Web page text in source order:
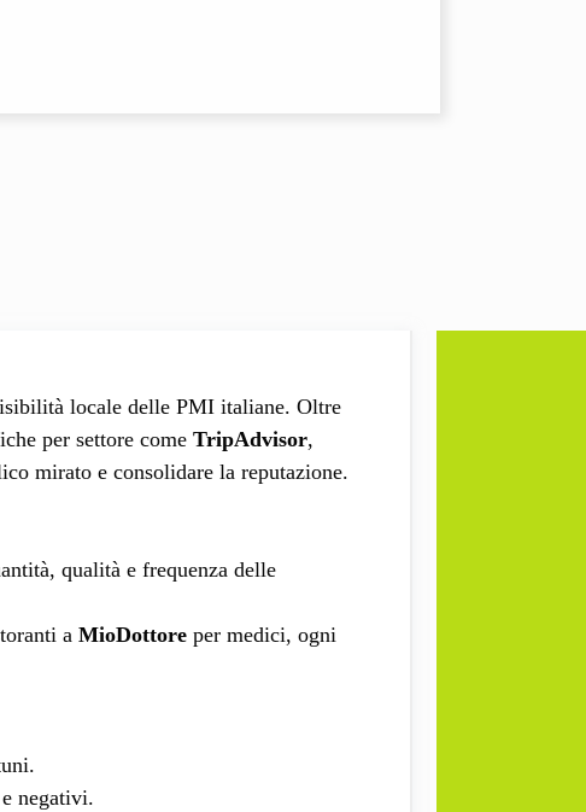
locale delle PMI italiane. Oltre
per settore come TripAdvisor,
mirato e consolidare la reputazione.
qualità e frequenza delle
a MioDottore per medici, ogni
negativi.